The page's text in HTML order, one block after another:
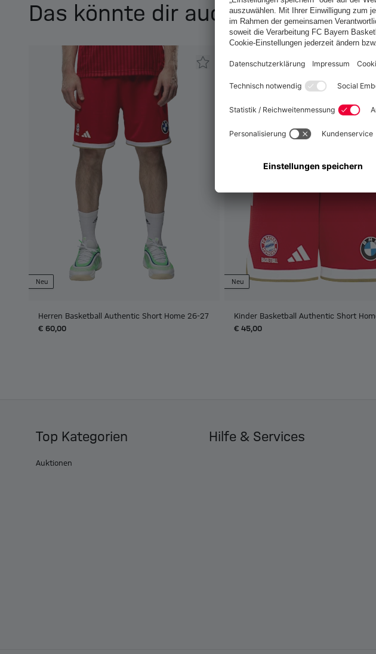
Das könnte dir auch gefallen
Neu
Herren Basketball Authentic Short Home 26-27
€ 60,00
Neu
Kinder Basketball Authentic Short
€ 45,00
Top Kategorien
Auktionen
Hilfe & Services
Möchtest du
Ja,